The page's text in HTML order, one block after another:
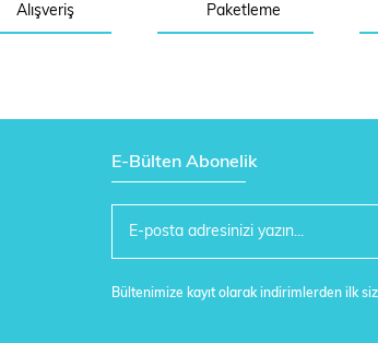
Alışveriş
Paketleme
E-Bülten Abonelik
Bültenimize kayıt olarak indirimlerden ilk